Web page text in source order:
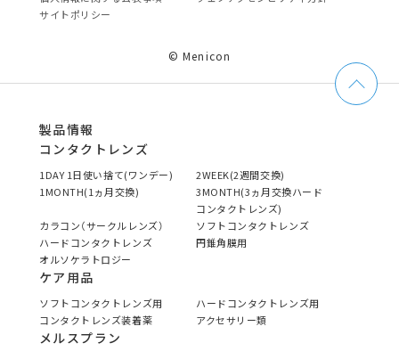
サイトポリシー
© Menicon
製品情報
コンタクトレンズ
1DAY 1日使い捨て(ワンデー)
2WEEK(2週間交換)
1MONTH(1ヵ月交換)
3MONTH(3ヵ月交換ハード
コンタクトレンズ)
カラコン（サークルレンズ）
ソフトコンタクトレンズ
ハードコンタクトレンズ
円錐角膜用
オルソケラトロジー
ケア用品
ソフトコンタクトレンズ用
ハードコンタクトレンズ用
コンタクトレンズ装着薬
アクセサリー類
メルスプラン